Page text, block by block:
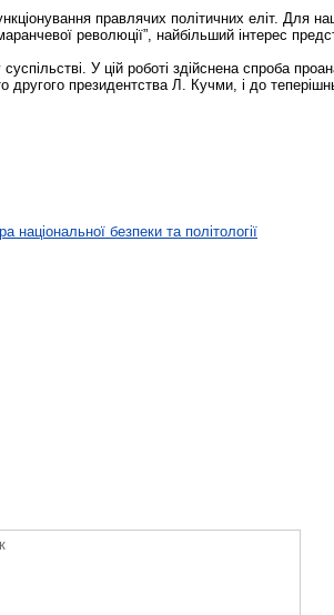
правлячих політичних еліт. Для
революції”, найбільший інтерес
У цій роботі здійснена спроба
другого президентства Л. Кучми, і до
національної безпеки та політології